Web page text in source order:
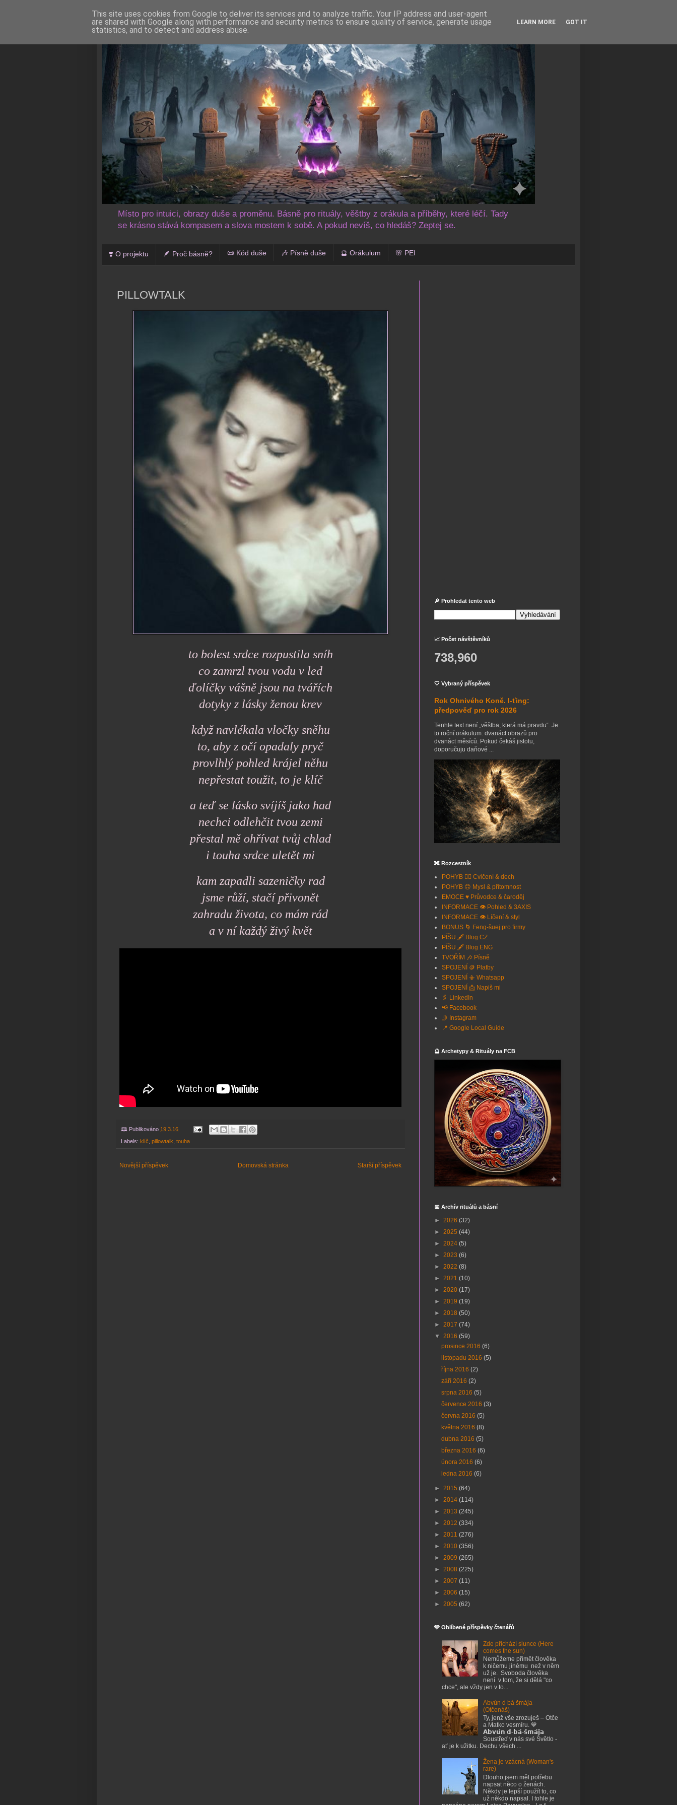
Místo pro intuici, obrazy duše a proměnu. Básně pro rituály, věštby z orákula a příběhy, které léčí. Tady
se krásno stává kompasem a slova mostem k sobě. A pokud nevíš, co hledáš? Zeptej se.
❣️ O projektu 🪶 Proč básně? 📜 Kód duše 🎶 Písně duše 🔮 Orákulum 🌸 PEI
PILLOWTALK
to bolest srdce rozpustila sníh
co zamrzl tvou vodu v led
ďolíčky vášně jsou na tvářích
dotyky z lásky ženou krev
když navlékala vločky sněhu
to, aby z očí opadaly pryč
provlhlý pohled krájel něhu
nepřestat toužit, to je klíč
a teď se lásko svíjíš jako had
nechci odlehčit tvou zemi
přestal mě ohřívat tvůj chlad
i touha srdce uletět mi
kam zapadli sazeničky rad
jsme růží, stačí přivonět
zahradu života, co mám rád
a v ní každý živý květ
🕮 Publikováno 19.3.16
Labels: klíč pillowtalk touha
Novější příspěvek Starší příspěvek
Domovská stránka
🔎 Prohledat tento web
📈 Počet návštěvníků
738,960
🤍 Vybraný příspěvek
Rok Ohnivého Koně. I-ťing:
předpověď pro rok 2026
Tenhle text není „věštba, která má pravdu“. Je
to roční orákulum: dvanáct obrazů pro
dvanáct měsíců. Pokud čekáš jistotu,
doporučuju daňové ...
🔀 Rozcestník
POHYB 🧘‍♂️ Cvičení & dech
POHYB 🙃 Mysl & přítomnost
EMOCE ♥️ Průvodce & čaroděj
INFORMACE 👁️ Pohled & 3AXIS
INFORMACE 👁️ Líčení & styl
BONUS 🌀 Feng-šuej pro firmy
PÍŠU 🖋️ Blog CZ
PÍŠU 🖋️ Blog ENG
TVOŘÍM 🎶 Písně
SPOJENÍ 🪙 Platby
SPOJENÍ 📳 Whatsapp
SPOJENÍ 📩 Napiš mi
🖇️ LinkedIn
📢 Facebook
🤳 Instagram
📍 Google Local Guide
🔮 Archetypy & Rituály na FCB
📅 Archív rituálů a básní
► 2026 (32)
► 2025 (44)
► 2024 (5)
► 2023 (6)
► 2022 (8)
► 2021 (10)
► 2020 (17)
► 2019 (19)
► 2018 (50)
► 2017 (74)
▼ 2016 (59)
prosince 2016(6)
listopadu 2016(5)
října 2016(2)
září 2016(2)
srpna 2016(5)
července 2016(3)
června 2016(5)
května 2016(8)
dubna 2016(5)
března 2016(6)
února 2016(6)
ledna 2016(6)
► 2015 (64)
► 2014 (114)
► 2013 (245)
► 2012 (334)
► 2011 (276)
► 2010 (356)
► 2009 (265)
► 2008 (225)
► 2007 (11)
► 2006 (15)
► 2005 (62)
🩷 Oblíbené příspěvky čtenářů
Zde přichází slunce (Here
comes the sun)
Nemůžeme přimět člověka
k ničemu jinému než v něm
už je. Svoboda člověka
není v tom, že si dělá "co
chce", ale vždy jen v to...
Abvún d bá šmája
(Otčenáš)
Ty, jenž vše zrozuješ – Otče
a Matko vesmíru. 💙
𝗔𝗯𝘃𝘂́𝗻 𝗱-𝗯𝗮́-𝘀̌𝗺𝗮́𝗷𝗮
Soustřeď v nás své Světlo -
ať je k užitku. Dechu všech ...
Žena je vzácná (Woman's
rare)
Dlouho jsem měl potřebu
napsat něco o ženách.
Někdy je lepší použít to, co
už někdo napsal. I tohle je
This site uses cookies from Google to deliver its services and to analyze traffic. Your IP address and user-agent
are shared with Google along with performance and security metrics to ensure quality of service, generate usage
statistics, and to detect and address abuse.
LEARN MORE GOT IT